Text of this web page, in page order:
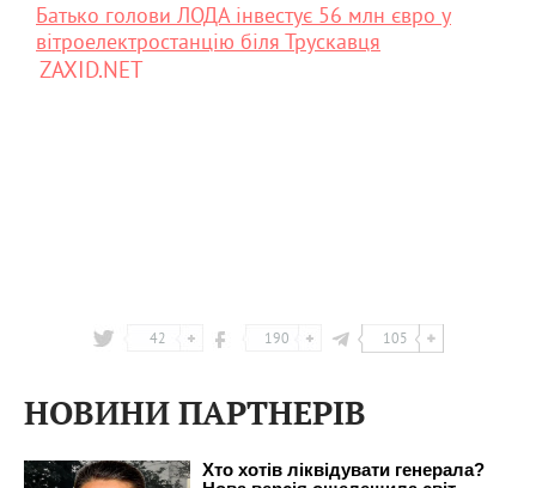
Батько голови ЛОДА інвестує 56 млн євро у
вітроелектростанцію біля Трускавця
ZAXID.NET
42 190 105
НОВИНИ ПАРТНЕРІВ